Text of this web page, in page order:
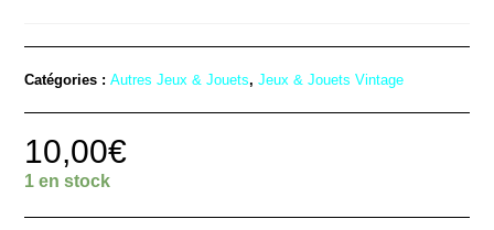
Catégories :Autres Jeux & Jouets,Jeux & Jouets Vintage
10,00€
1 en stock